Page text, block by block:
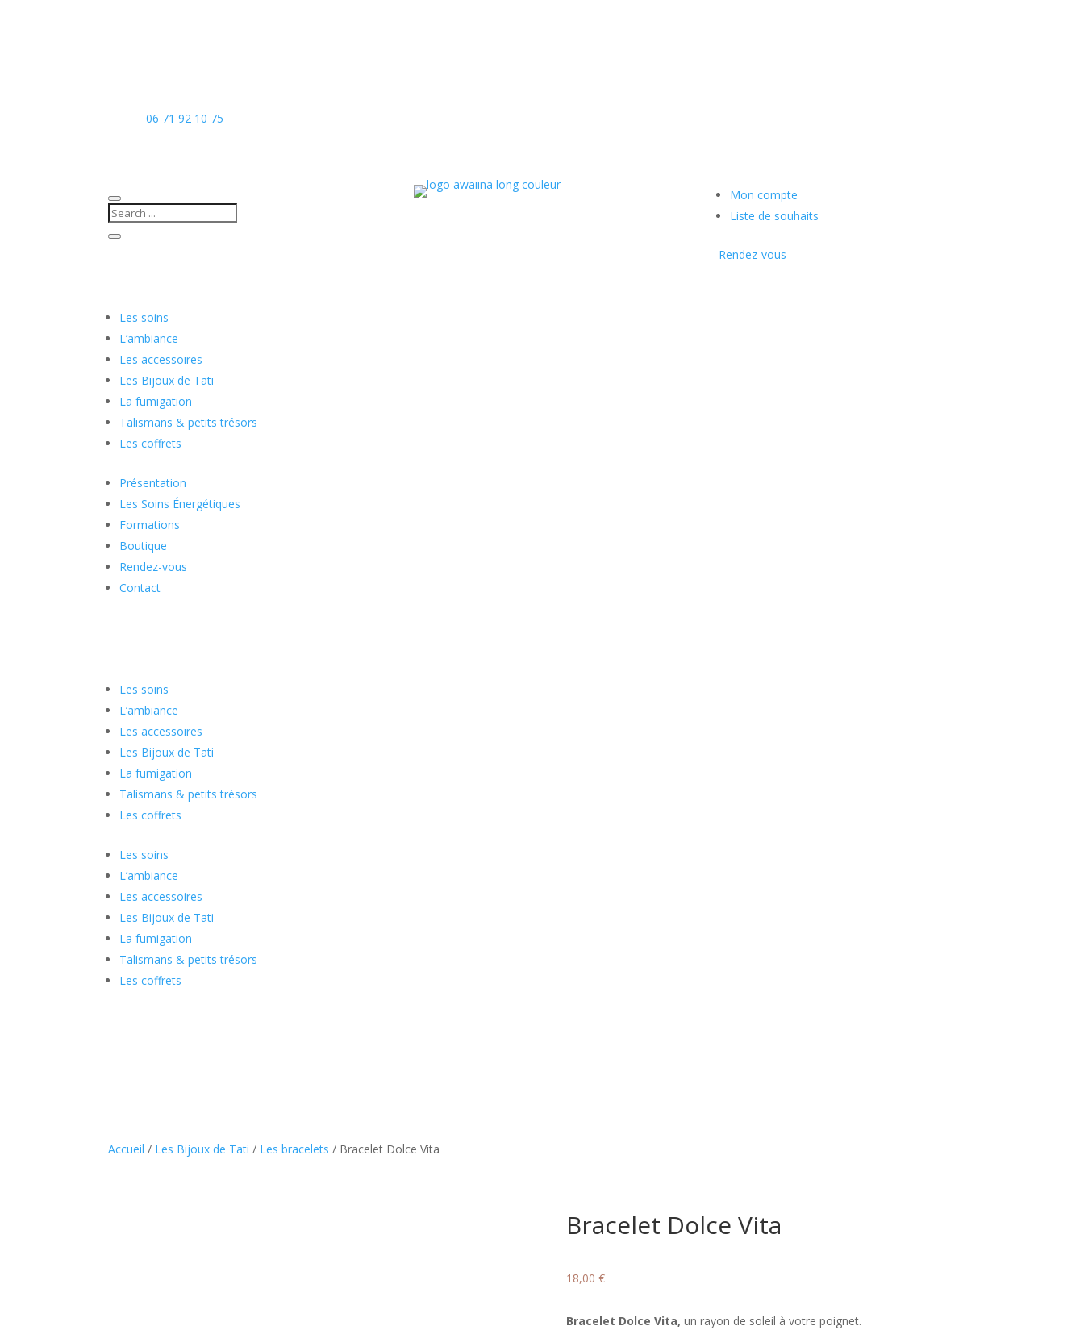
06 71 92 10 75
Mon compte
Liste de souhaits
Rendez-vous
Les soins
L’ambiance
Les accessoires
Les Bijoux de Tati
La fumigation
Talismans & petits trésors
Les coffrets
Présentation
Les Soins Énergétiques
Formations
Boutique
Rendez-vous
Contact
Les soins
L’ambiance
Les accessoires
Les Bijoux de Tati
La fumigation
Talismans & petits trésors
Les coffrets
Les soins
L’ambiance
Les accessoires
Les Bijoux de Tati
La fumigation
Talismans & petits trésors
Les coffrets
Accueil / Les Bijoux de Tati / Les bracelets / Bracelet Dolce Vita
Bracelet Dolce Vita
18,00 €
Bracelet Dolce Vita, un rayon de soleil à votre poignet.